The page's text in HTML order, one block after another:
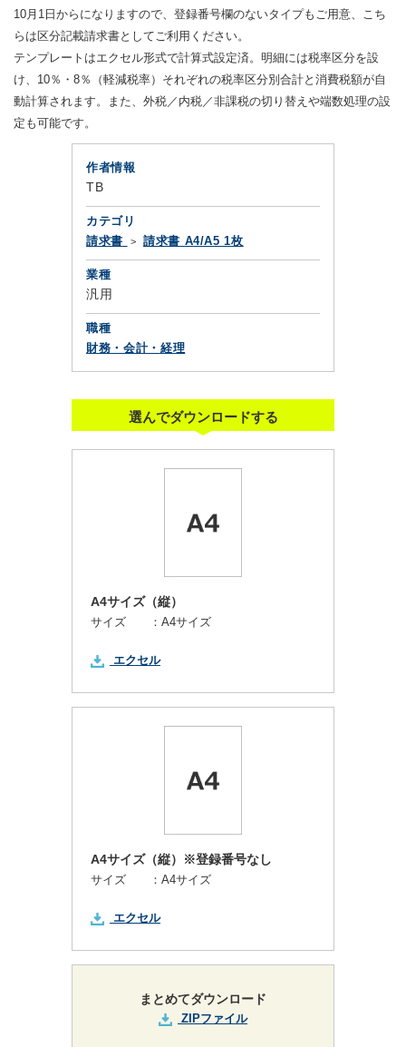
10月1日からになりますので、登録番号欄のないタイプもご用意、こち
らは区分記載請求書としてご利用ください。
テンプレートはエクセル形式で計算式設定済。明細には税率区分を設
け、10％・8％（軽減税率）それぞれの税率区分別合計と消費税額が自
動計算されます。また、外税／内税／非課税の切り替えや端数処理の設
定も可能です。
作者情報
TB
カテゴリ
請求書
請求書 A4/A5 1枚
業種
汎用
職種
財務・会計・経理
選んでダウンロードする
A4サイズ（縦）
サイズ ： A4サイズ
エクセル
A4サイズ（縦）※登録番号なし
サイズ ： A4サイズ
エクセル
まとめてダウンロード
ZIPファイル